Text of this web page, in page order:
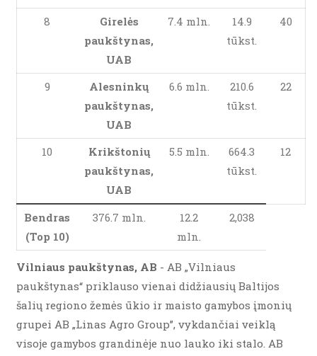
8
Girelės
paukštynas,
UAB
7.4 mln.
14.9
tūkst.
40
9
Alesninkų
paukštynas,
UAB
6.6 mln.
210.6
tūkst.
22
10
Krikštonių
paukštynas,
UAB
5.5 mln.
664.3
tūkst.
12
Bendras
(Top 10)
376.7 mln.
12.2
mln.
2,038
Vilniaus paukštynas, AB - AB „Vilniaus
paukštynas“ priklauso vienai didžiausių Baltijos
šalių regiono žemės ūkio ir maisto gamybos įmonių
grupei AB „Linas Agro Group”, vykdančiai veiklą
visoje gamybos grandinėje nuo lauko iki stalo. AB